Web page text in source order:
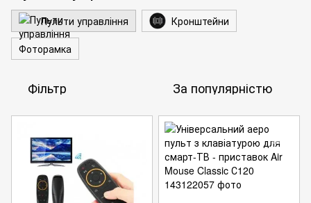
Пульти управління
Кронштейни
Фоторамка
Фільтр За популярністю